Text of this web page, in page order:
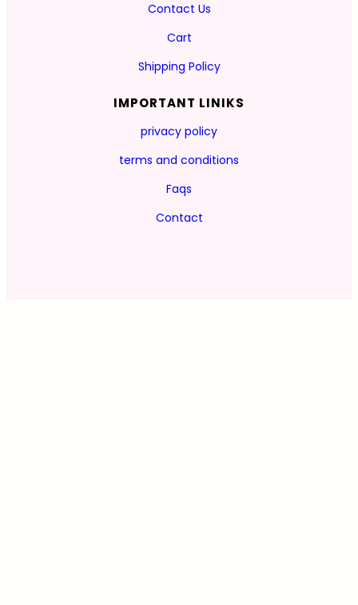
Contact Us
Cart
Shipping Policy
IMPORTANT LINIKS
privacy policy
terms and conditions
Faqs
Contact